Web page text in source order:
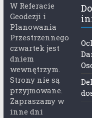
W Referacie
Geodezji i
Planowania
Przestrzennego
czwartek jest
dniem
wewnętrzym.
Strony nie są
przyjmowane.
Zapraszamy w
inne dni